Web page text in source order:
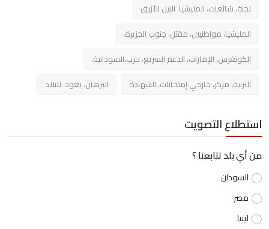
لجنة، شائعات، المليشيا، النيل الأزرق
المليشيا، مواطنيين، مقتل، جنوب الجزيرة،
الكونغرس، الإمارات، الدعم السريع، حرب،السودانية،
التربية، مركز، خارجي إمتحانات، الشهادة
البرهان، يعود، للبلاد
استطلاع التصويت
من أي بلد تتابعنا ؟
السودان
مصر
ليبيا